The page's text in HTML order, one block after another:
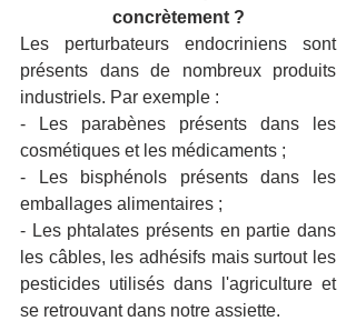
concrètement ?
Les perturbateurs endocriniens sont
présents dans de nombreux produits
industriels. Par exemple :
- Les parabènes présents dans les
cosmétiques et les médicaments ;
- Les bisphénols présents dans les
emballages alimentaires ;
- Les phtalates présents en partie dans
les câbles, les adhésifs mais surtout les
pesticides utilisés dans l'agriculture et
se retrouvant dans notre assiette.